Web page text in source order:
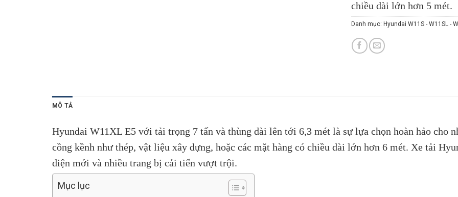
chiều dài lớn hơn 5 mét.
Danh mục: Hyundai W11S - W11SL -
MÔ TẢ
Hyundai W11XL E5 với tải trọng 7 tấn và thùng dài lên tới 6,3 mét là sự lựa chọn hoàn hảo cho
cồng kềnh như thép, vật liệu xây dựng, hoặc các mặt hàng có chiều dài lớn hơn 6 mét. Xe tải
diện mới và nhiều trang bị cải tiến vượt trội.
Mục lục